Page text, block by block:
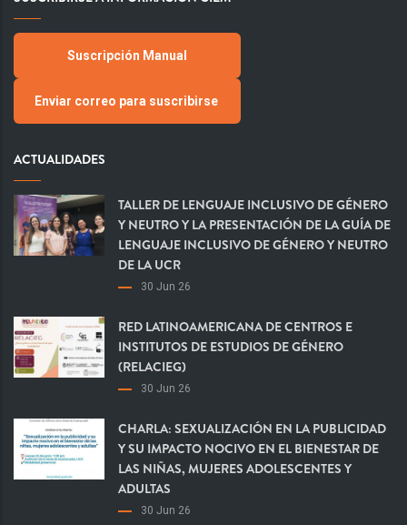
Suscripción Manual
Enviar correo para suscribirse
ACTUALIDADES
TALLER DE LENGUAJE INCLUSIVO DE GÉNERO
Y NEUTRO Y LA PRESENTACIÓN DE LA GUÍA DE
LENGUAJE INCLUSIVO DE GÉNERO Y NEUTRO
DE LA UCR
30 Jun 26
RED LATINOAMERICANA DE CENTROS E
INSTITUTOS DE ESTUDIOS DE GÉNERO
(RELACIEG)
30 Jun 26
CHARLA: SEXUALIZACIÓN EN LA PUBLICIDAD
Y SU IMPACTO NOCIVO EN EL BIENESTAR DE
LAS NIÑAS, MUJERES ADOLESCENTES Y
ADULTAS
30 Jun 26